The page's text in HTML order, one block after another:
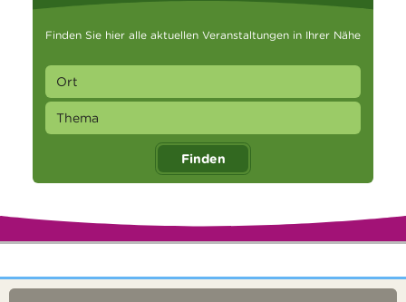
Finden Sie hier alle aktuellen Veranstaltungen in Ihrer Nähe
Finden